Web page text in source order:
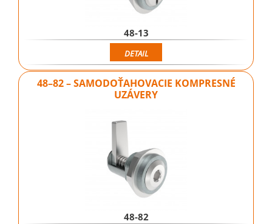
48-13
DETAIL
48–82 – SAMODOŤAHOVACIE KOMPRESNÉ
UZÁVERY
48-82